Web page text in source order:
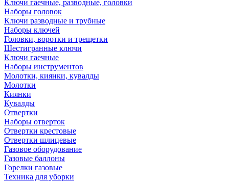
Ключи гаечные, разводные, головки
Наборы головок
Ключи разводные и трубные
Наборы ключей
Головки, воротки и трещетки
Шестигранные ключи
Ключи гаечные
Наборы инструментов
Молотки, киянки, кувалды
Молотки
Киянки
Кувалды
Отвертки
Наборы отверток
Отвертки крестовые
Отвертки шлицевые
Газовое оборудование
Газовые баллоны
Горелки газовые
Техника для уборки